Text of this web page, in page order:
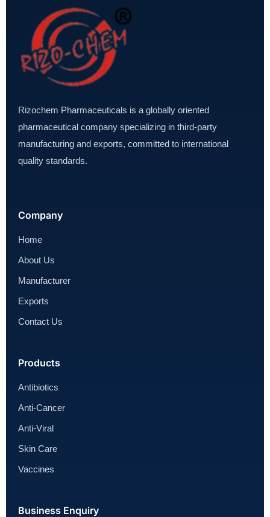
Rizochem Pharmaceuticals is a globally oriented
pharmaceutical company specializing in third-party
manufacturing and exports, committed to international
quality standards.
Company
Home
About Us
Manufacturer
Exports
Contact Us
Products
Antibiotics
Anti-Cancer
Anti-Viral
Skin Care
Vaccines
Business Enquiry